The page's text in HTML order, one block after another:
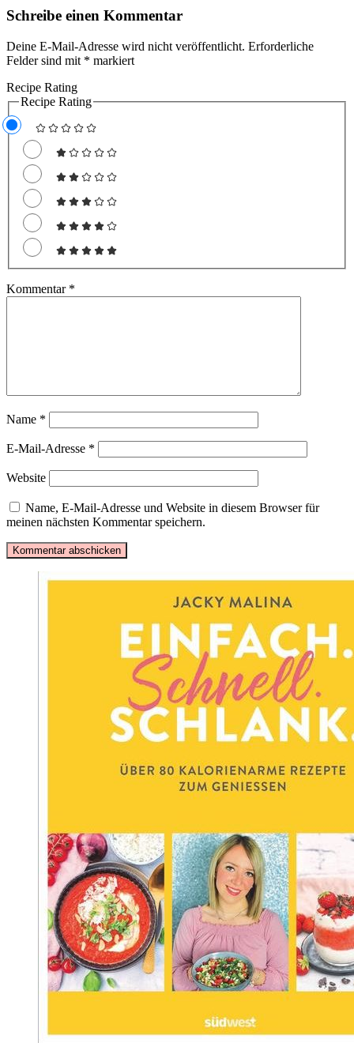
Schreibe einen Kommentar
Deine E-Mail-Adresse wird nicht veröffentlicht. Erforderliche
Felder sind mit * markiert
Recipe Rating
Recipe Rating
Kommentar *
Name *
E-Mail-Adresse *
Website
Name, E-Mail-Adresse und Website in diesem Browser für
meinen nächsten Kommentar speichern.